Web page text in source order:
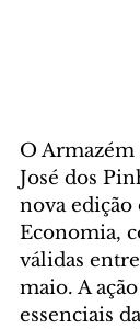
O Armazém
José dos
nova edição
Economia,
válidas
maio. A
essenciais